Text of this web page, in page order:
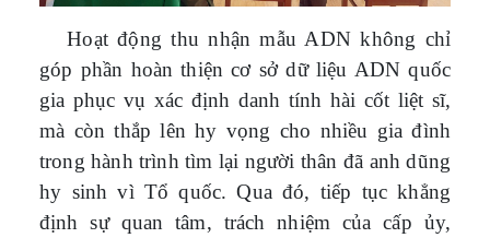
Hoạt động thu nhận mẫu ADN không chỉ
góp phần hoàn thiện cơ sở dữ liệu ADN quốc
gia phục vụ xác định danh tính hài cốt liệt sĩ,
mà còn thắp lên hy vọng cho nhiều gia đình
trong hành trình tìm lại người thân đã anh dũng
hy sinh vì Tổ quốc. Qua đó, tiếp tục khẳng
định sự quan tâm, trách nhiệm của cấp ủy,